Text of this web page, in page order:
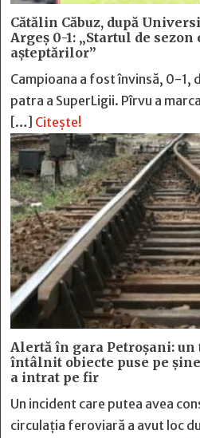
Cătălin Căbuz, după
Argeș 0-1: „Startul de
așteptărilor”
Campioana a fost învinsă, 0-1,
patra a SuperLigii. Pîrvu a
[…] Citește!
Alertă în gara Petroșani: un
întâlnit obiecte puse pe
a intrat pe fir
Un incident care putea avea
circulația feroviară a avut loc